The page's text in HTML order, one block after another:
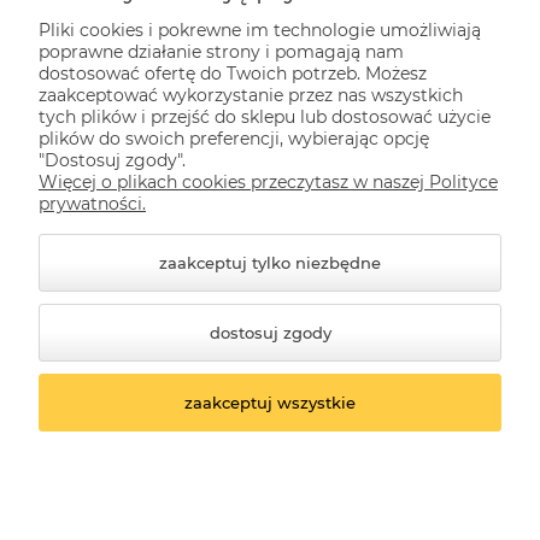
Pomoc
Dla Ciebie
Informacje
© 2026 kwazar-lampy.pl. Wszelkie prawa zastrzeżone.
Pliki cookies i pokrewne im technologie umożliwiają
poprawne działanie strony i pomagają nam
dostosować ofertę do Twoich potrzeb. Możesz
zaakceptować wykorzystanie przez nas wszystkich
tych plików i przejść do sklepu lub dostosować użycie
plików do swoich preferencji, wybierając opcję
"Dostosuj zgody".
Więcej o plikach cookies przeczytasz w naszej Polityce
prywatności.
zaakceptuj tylko niezbędne
dostosuj zgody
zaakceptuj wszystkie